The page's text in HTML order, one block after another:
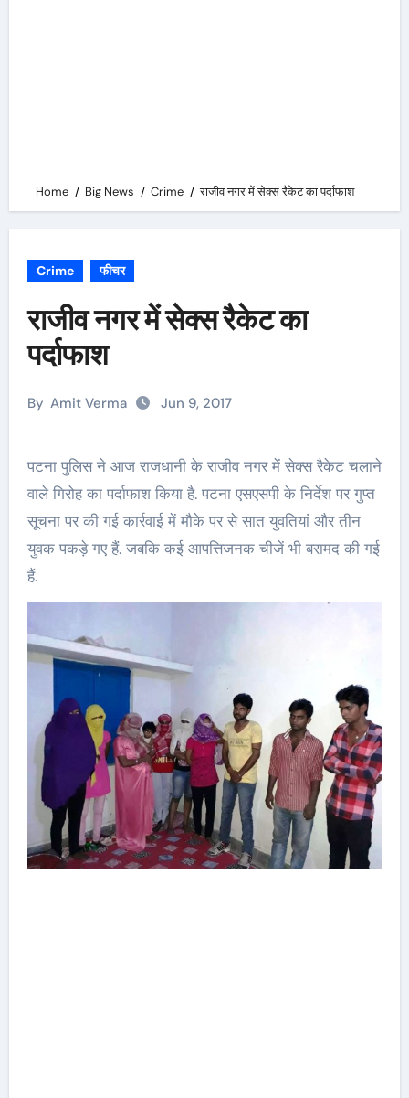
Home Big News Crime राजीव नगर में सेक्स रैकेट का पर्दाफाश
Crime फीचर
राजीव नगर में सेक्स रैकेट का
पर्दाफाश
By Amit Verma Jun 9, 2017
पटना पुलिस ने आज राजधानी के राजीव नगर में सेक्स रैकेट चलाने
वाले गिरोह का पर्दाफाश किया है. पटना एसएसपी के निर्देश पर गुप्त
सूचना पर की गई कार्रवाई में मौके पर से सात युवतियां और तीन
युवक पकड़े गए हैं. जबकि कई आपत्तिजनक चीजें भी बरामद की गई
हैं.